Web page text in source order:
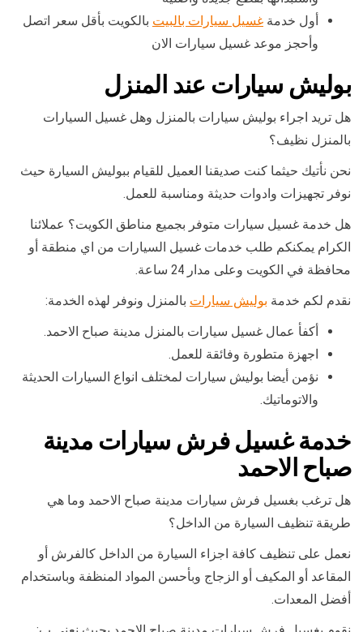
أول خدمة غسيل سيارات بالبيت بالكويت بأقل سعر اتصل
وأحجز موعد غسيل سيارات الان
بوليش سيارات عند المنزل
هل تريد اجراء بوليش سيارات بالمنزل وهل غسيل السيارات
بالمنزل نظيف؟
نحن نأتيك حيثما كنت صديقنا العميل للقيام ببوليش السيارة حيث
نوفر تجهيزات وادوات حديثة ومناسبة للعمل.
هل خدمة غسيل سيارات متوفر بجميع مناطق الكويت؟ عملائنا
الكرام يمكنكم طلب خدمات غسيل السيارات من اي منطقة أو
محافظة في الكويت وعلى مدار 24 ساعة.
نقدم لكم خدمة بوليش سيارات بالمنزل ونوفر لهذه الخدمة:
أكفأ عمال غسيل سيارات بالمنزل مدينة صباح الاحمد.
اجهزة متطورة وفائقة للعمل.
نؤمن أيضا بوليش سيارات لمختلف انواع السيارات الحديثة
والاتوماتيك.
خدمة غسيل فرش سيارات مدينة
صباح الاحمد
هل ترغب بغسيل فرش سيارات مدينة صباح الاحمد وما هي
طريقة تنظيف السيارة من الداخل؟
نعمل على تنظيف كافة اجزاء السيارة من الداخل كالفرش أو
المقاعد أو المكيف أو الزجاج وبأحسن المواد المنظفة وباستخدام
أفضل المعدات.